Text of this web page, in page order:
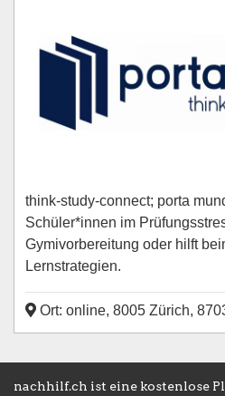
think-study-connect; porta
Schüler*innen im
Gymivorbereitung oder hilft
Lernstrategien.
Ort: online, 8005 Zürich,
nachhilf.ch ist eine kostenlose